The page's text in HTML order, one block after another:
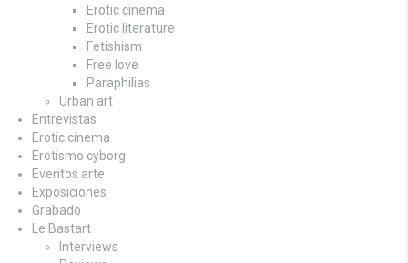
Erotic cinema
Erotic literature
Fetishism
Free love
Paraphilias
Urban art
Entrevistas
Erotic cinema
Erotismo cyborg
Eventos arte
Exposiciones
Grabado
Le Bastart
Interviews